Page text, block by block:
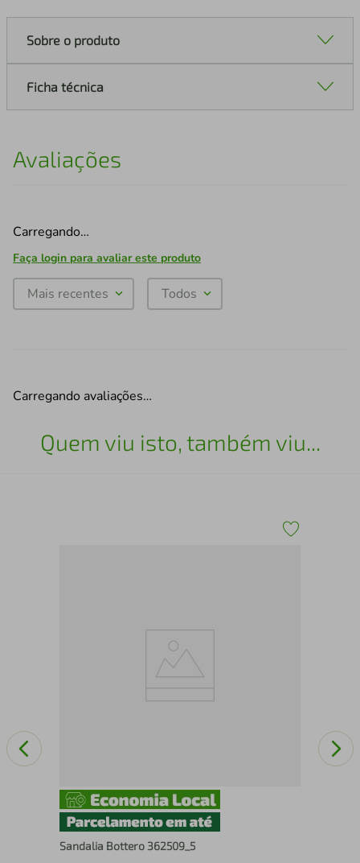
Sobre o produto
Ficha técnica
Avaliações
Carregando…
Faça login para avaliar este produto
Mais recentes Todos
Carregando avaliações…
Quem viu isto, também viu...
Sandalia Bottero 362509_5